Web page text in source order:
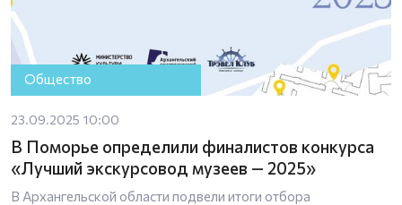
Общество
23.09.2025 10:00
В Поморье определили финалистов конкурса
«Лучший экскурсовод музеев — 2025»
В Архангельской области подвели итоги отбора